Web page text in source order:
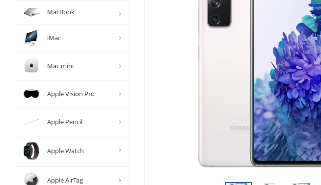
MacBook
iMac
Mac mini
Apple Vision Pro
Apple Pencil
Apple Watch
Apple AirTag